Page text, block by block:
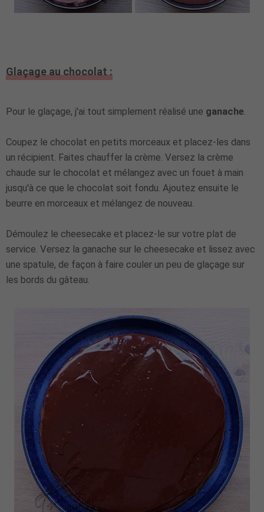
Glaçage au chocolat :
Pour le glaçage, j'ai tout simplement réalisé une ganache
Coupez le chocolat en petits morceaux et placez-les dans
un récipient. Faites chauffer la crème. Versez la crème
chaude sur le chocolat et mélangez avec un fouet à main
jusqu'à ce que le chocolat soit fondu. Ajoutez ensuite le
beurre en morceaux et mélangez de nouveau.
Démoulez le cheesecake et placez-le sur votre plat de
service. Versez la ganache sur le cheesecake et lissez avec
une spatule, de façon à faire couler un peu de glaçage sur
les bords du gâteau.